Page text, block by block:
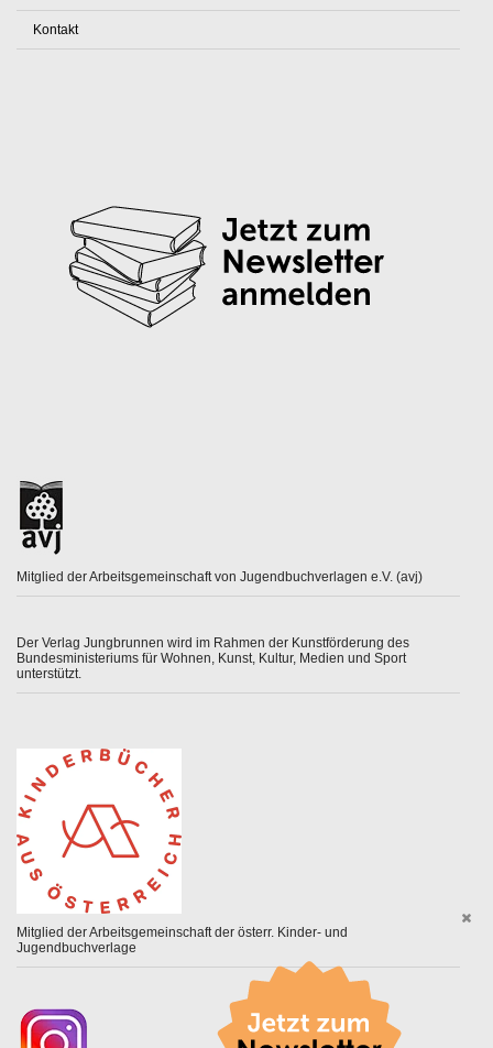
Kontakt
Mitglied der Arbeitsgemeinschaft von Jugendbuchverlagen e.V. (avj)
Der Verlag Jungbrunnen wird im Rahmen der Kunstförderung des
Bundesministeriums für Wohnen, Kunst, Kultur, Medien und Sport
unterstützt.
Mitglied der Arbeitsgemeinschaft der österr. Kinder- und
Jugendbuchverlage